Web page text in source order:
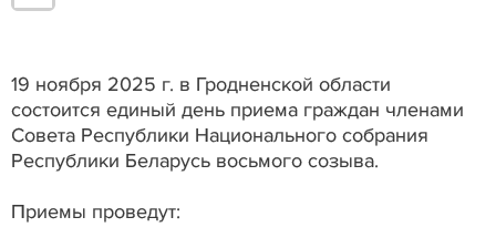
19 ноября 2025 г. в Гродненской области
состоится единый день приема граждан членами
Совета Республики Национального собрания
Республики Беларусь восьмого созыва.
Приемы проведут: